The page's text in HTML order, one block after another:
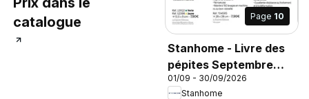
catalogue
Page 10
Stanhome - Livre des
pépites Septembre
2026
01/09 - 30/09/2026
Stanhome